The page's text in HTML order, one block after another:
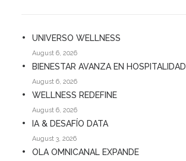
UNIVERSO WELLNESS
August 6, 2026
BIENESTAR AVANZA EN HOSPITALIDAD
August 6, 2026
WELLNESS REDEFINE
August 6, 2026
IA & DESAFÍO DATA
August 3, 2026
OLA OMNICANAL EXPANDE